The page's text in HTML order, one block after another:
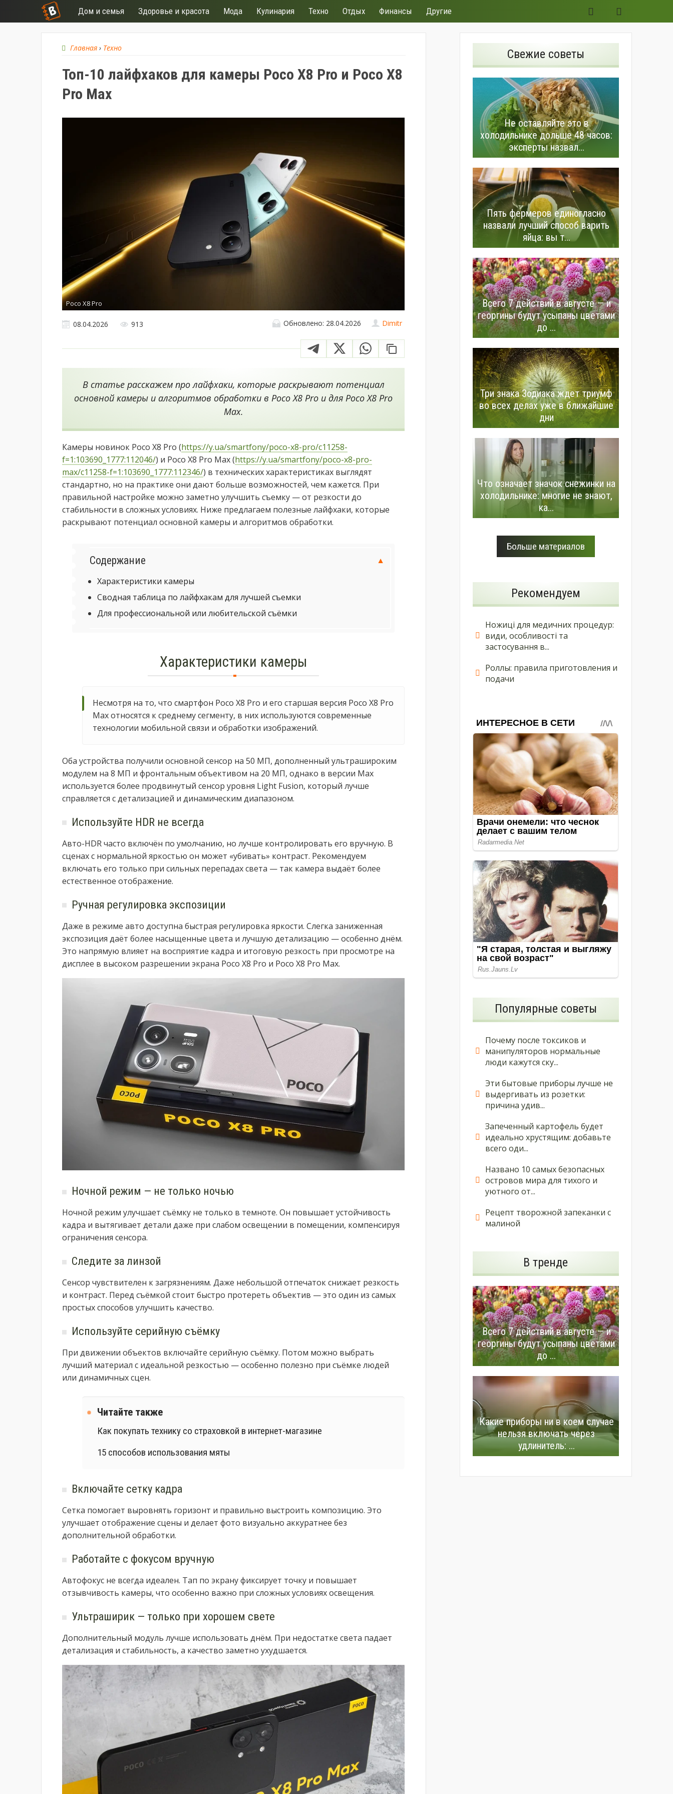
Дом и семья Здоровье и красота Мода Кулинария Техно Отдых Финансы Другие
Главная › Техно
Топ-10 лайфхаков для камеры Poco X8 Pro и Poco X8
Pro Max
Poco X8 Pro
Dimitr
Обновлено: 28.04.2026
08.04.2026 913
В статье расскажем про лайфхаки, которые раскрывают потенциал
основной камеры и алгоритмов обработки в Poco X8 Pro и для Poco X8 Pro
Max.
Камеры новинок Poco X8 Pro (https://y.ua/smartfony/poco-x8-pro/c11258-
f=1:103690_1777:112046/) и Poco X8 Pro Max (https://y.ua/smartfony/poco-x8-pro-
max/c11258-f=1:103690_1777:112346/) в технических характеристиках выглядят
стандартно, но на практике они дают больше возможностей, чем кажется. При
правильной настройке можно заметно улучшить съемку — от резкости до
стабильности в сложных условиях. Ниже предлагаем полезные лайфхаки, которые
раскрывают потенциал основной камеры и алгоритмов обработки.
Содержание
Характеристики камеры
Сводная таблица по лайфхакам для лучшей съемки
Для профессиональной или любительской съёмки
Характеристики камеры
Несмотря на то, что смартфон Poco X8 Pro и его старшая версия Poco X8 Pro
Max относятся к среднему сегменту, в них используются современные
технологии мобильной связи и обработки изображений.
Оба устройства получили основной сенсор на 50 МП, дополненный ультрашироким
модулем на 8 МП и фронтальным объективом на 20 МП, однако в версии Max
используется более продвинутый сенсор уровня Light Fusion, который лучше
справляется с детализацией и динамическим диапазоном.
Используйте HDR не всегда
Авто-HDR часто включён по умолчанию, но лучше контролировать его вручную. В
сценах с нормальной яркостью он может «убивать» контраст. Рекомендуем
включать его только при сильных перепадах света — так камера выдаёт более
естественное отображение.
Ручная регулировка экспозиции
Даже в режиме авто доступна быстрая регулировка яркости. Слегка заниженная
экспозиция даёт более насыщенные цвета и лучшую детализацию — особенно днём.
Это напрямую влияет на восприятие кадра и итоговую резкость при просмотре на
дисплее в высоком разрешении экрана Poco X8 Pro и Poco X8 Pro Max.
Ночной режим — не только ночью
Ночной режим улучшает съёмку не только в темноте. Он повышает устойчивость
кадра и вытягивает детали даже при слабом освещении в помещении, компенсируя
ограничения сенсора.
Следите за линзой
Сенсор чувствителен к загрязнениям. Даже небольшой отпечаток снижает резкость
и контраст. Перед съёмкой стоит быстро протереть объектив — это один из самых
простых способов улучшить качество.
Используйте серийную съёмку
При движении объектов включайте серийную съёмку. Потом можно выбрать
лучший материал с идеальной резкостью — особенно полезно при съёмке людей
или динамичных сцен.
Читайте также
Как покупать технику со страховкой в интернет-магазине
15 способов использования мяты
Включайте сетку кадра
Сетка помогает выровнять горизонт и правильно выстроить композицию. Это
улучшает отображение сцены и делает фото визуально аккуратнее без
дополнительной обработки.
Работайте с фокусом вручную
Автофокус не всегда идеален. Тап по экрану фиксирует точку и повышает
отзывчивость камеры, что особенно важно при сложных условиях освещения.
Ультраширик — только при хорошем свете
Дополнительный модуль лучше использовать днём. При недостатке света падает
детализация и стабильность, а качество заметно ухудшается.
Свежие советы
Не оставляйте это в
холодильнике дольше 48 часов:
эксперты назвал...
Пять фермеров единогласно
назвали лучший способ варить
яйца: вы т...
Всего 7 действий в августе — и
георгины будут усыпаны цветами
до ...
Три знака Зодиака ждет триумф
во всех делах уже в ближайшие
дни
Что означает значок снежинки на
холодильнике: многие не знают,
ка...
Больше материалов
Рекомендуем
Ножиці для медичних процедур:
види, особливості та
застосування в...
Роллы: правила приготовления и
подачи
Популярные советы
Почему после токсиков и
манипуляторов нормальные
люди кажутся ску...
Эти бытовые приборы лучше не
выдергивать из розетки:
причина удив...
Запеченный картофель будет
идеально хрустящим: добавьте
всего оди...
Названо 10 самых безопасных
островов мира для тихого и
уютного от...
Рецепт творожной запеканки с
малиной
В тренде
Всего 7 действий в августе — и
георгины будут усыпаны цветами
до ...
Какие приборы ни в коем случае
нельзя включать через
удлинитель: ...